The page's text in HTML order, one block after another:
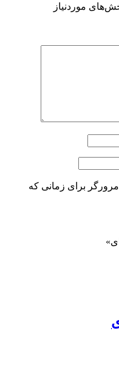
موردنیاز
برای زمانی که